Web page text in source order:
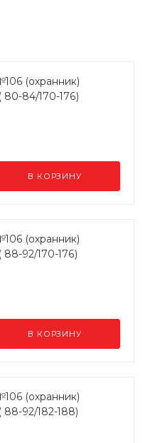
(охранник)
80-84/170-176)
В КОРЗИНУ
(охранник)
92/170-176)
В КОРЗИНУ
(охранник)
88-92/182-188)